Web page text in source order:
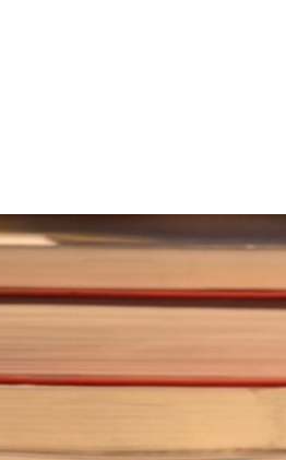
el lenguaje simbólico.
individual propuestos por
externo y el viaje interior.
individuación. La búsqueda